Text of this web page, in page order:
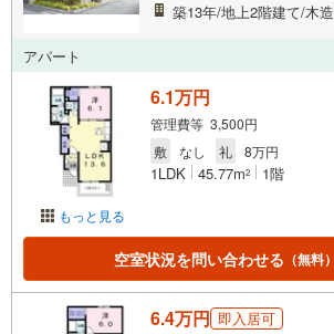
築13年/地上2階建て/木造
アパート
もっと見る
6.1万円
管理費等 3,500円
敷
なし 礼 8万円
1LDK 45.77m2 1階
空室状況を問い合わせる （無料）
6.4万円 即入居可